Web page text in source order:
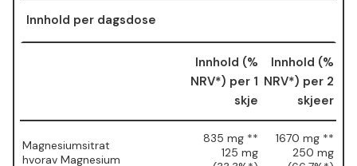
Innhold per dagsdose
Innhold (%
NRV*) per 1
skje
Innhold (%
NRV*) per 2
skjeer
Magnesiumsitrat
hvorav Magnesium
835 mg **
125 mg
1670 mg **
250 mg